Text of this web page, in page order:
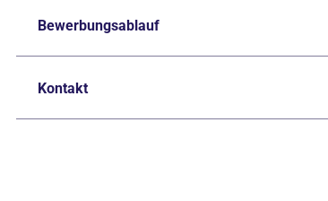
Bewerbungsablauf
Kontakt